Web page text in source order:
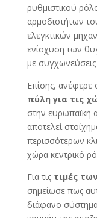
ρυθμιστικού
αρμοδιοτήτων
ελεγκτικών
ενίσχυση των
με συγχωνεύσεις
Επίσης, ανέφερε
πύλη για τις
στην ευρωπαϊκή
αποτελεί
περισσότερων
χώρα κεντρικό
Για τις τιμές
σημείωσε πως
διάφανο